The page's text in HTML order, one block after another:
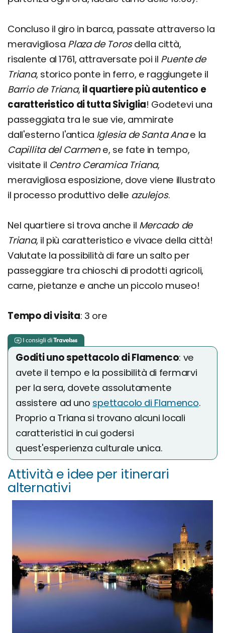
Concluso il giro in barca, passate attraverso la
meravigliosa Plaza de Torosdella città,
risalente al 1761, attraversate poi il Puente de
Triana, storico ponte in ferro, e raggiungete il
Barrio de Triana, il quartiere più autentico e
caratteristico di tutta Siviglia! Godetevi una
passeggiata tra le sue vie, ammirate
dall'esterno l'antica Iglesia de Santa Anae la
Capillita del Carmene, se fate in tempo,
visitate il Centro Ceramica Triana,
meravigliosa esposizione, dove viene illustrato
il processo produttivo delle azulejos.
Nel quartiere si trova anche il Mercado de
Triana, il più caratteristico e vivace della città!
Valutate la possibilità di fare un salto per
passeggiare tra chioschi di prodotti agricoli,
carne, pietanze e anche un piccolo museo!
Tempo di visita: 3 ore
Goditi uno spettacolo di Flamenco: ve
avete il tempo e la possibilità di fermarvi
per la sera, dovete assolutamente
assistere ad uno spettacolo di Flamenco.
Proprio a Triana si trovano alcuni locali
caratteristici in cui godersi
quest'esperienza culturale unica.
Attività e idee per itinerari
alternativi